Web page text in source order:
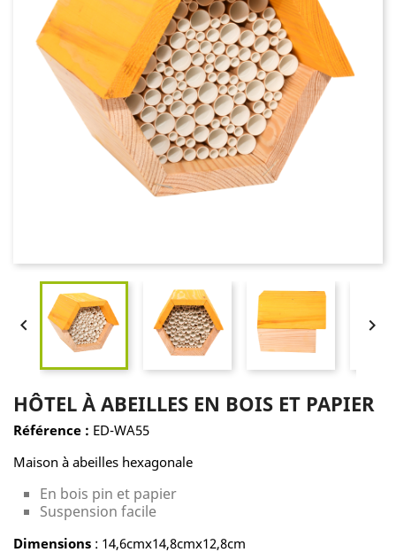
 
HÔTEL À ABEILLES EN BOIS ET PAPIER
Référence : ED-WA55
Maison à abeilles hexagonale
En bois pin et papier
Suspension facile
Dimensions : 14,6cmx14,8cmx12,8cm